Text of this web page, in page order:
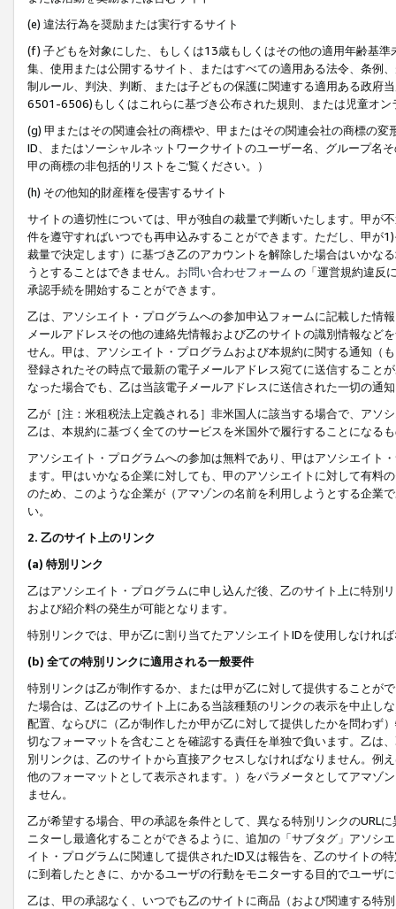
(e) 違法行為を奨励または実行するサイト
(f) 子どもを対象にした、もしくは13歳もしくはその他の適用年齢基
集、使用または公開するサイト、またはすべての適用ある法令、条例
制ルール、判決、判断、または子どもの保護に関連する適用ある政府
6501-6506)もしくはこれらに基づき公布された規則、または児童オン
(g) 甲またはその関連会社の商標や、甲またはその関連会社の商標の
ID、またはソーシャルネットワークサイトのユーザー名、グループ名
甲の商標の非包括的リストをご覧ください。）
(h) その他知的財産権を侵害するサイト
サイトの適切性については、甲が独自の裁量で判断いたします。甲が
件を遵守すればいつでも再申込みすることができます。ただし、甲が
裁量で決定します）に基づき乙のアカウントを解除した場合はいかな
うとすることはできません。 お問い合わせフォーム の「運営規約違反
承認手続を開始することができます。
乙は、アソシエイト・プログラムへの参加申込フォームに記載した情
メールアドレスその他の連絡先情報および乙のサイトの識別情報など
せん。甲は、アソシエイト・プログラムおよび本規約に関する通知（
登録されたその時点で最新の電子メールアドレス宛てに送信すること
なった場合でも、乙は当該電子メールアドレスに送信された一切の通
乙が［注：米租税法上定義される］非米国人に該当する場合で、アソ
乙は、本規約に基づく全てのサービスを米国外で履行することになる
アソシエイト・プログラムへの参加は無料であり、甲はアソシエイト
ます。甲はいかなる企業に対しても、甲のアソシエイトに対して有料
のため、このような企業が（アマゾンの名前を利用しようとする企業
い。
2. 乙のサイト上のリンク
(a) 特別リンク
乙はアソシエイト・プログラムに申し込んだ後、乙のサイト上に特別
および紹介料の発生が可能となります。
特別リンクでは、甲が乙に割り当てたアソシエイトIDを使用しなけれ
(b) 全ての特別リンクに適用される一般要件
特別リンクは乙が制作するか、または甲が乙に対して提供することが
た場合は、乙は乙のサイト上にある当該種類のリンクの表示を中止し
配置、ならびに（乙が制作したか甲が乙に対して提供したかを問わず
切なフォーマットを含むことを確認する責任を単独で負います。乙は
別リンクは、乙のサイトから直接アクセスしなければなりません。例
他のフォーマットとして表示されます。）をパラメータとしてアマゾ
ません。
乙が希望する場合、甲の承認を条件として、異なる特別リンクのURL
ニターし最適化することができるように、追加の「サブタグ」アソシ
イト・プログラムに関連して提供されたID又は報告を、乙のサイトの
に到着したときに、かかるユーザの行動をモニターする目的でユーザ
乙は、甲の承認なく、いつでも乙のサイトに商品（および関連する特